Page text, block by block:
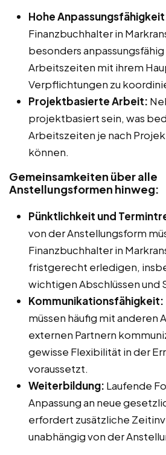
Hohe
Finanzbuchhalter in
besonders anpassungsfähig
Arbeitszeiten mit ihrem
Verpflichtungen zu
Projektbasierte Arbeit:
projektbasiert sein, was
Arbeitszeiten je nach
können.
Gemeinsamkeiten über alle
Anstellungsformen hinweg:
Pünktlichkeit und
von der Anstellungsform
Finanzbuchhalter in
fristgerecht erledigen,
wichtigen Abschlüssen und
Kommunikationsfähigkeit:
müssen häufig mit anderen
externen Partnern
gewisse Flexibilität in der
voraussetzt.
Weiterbildung: Laufende
Anpassung an neue
erfordert zusätzliche
unabhängig von der